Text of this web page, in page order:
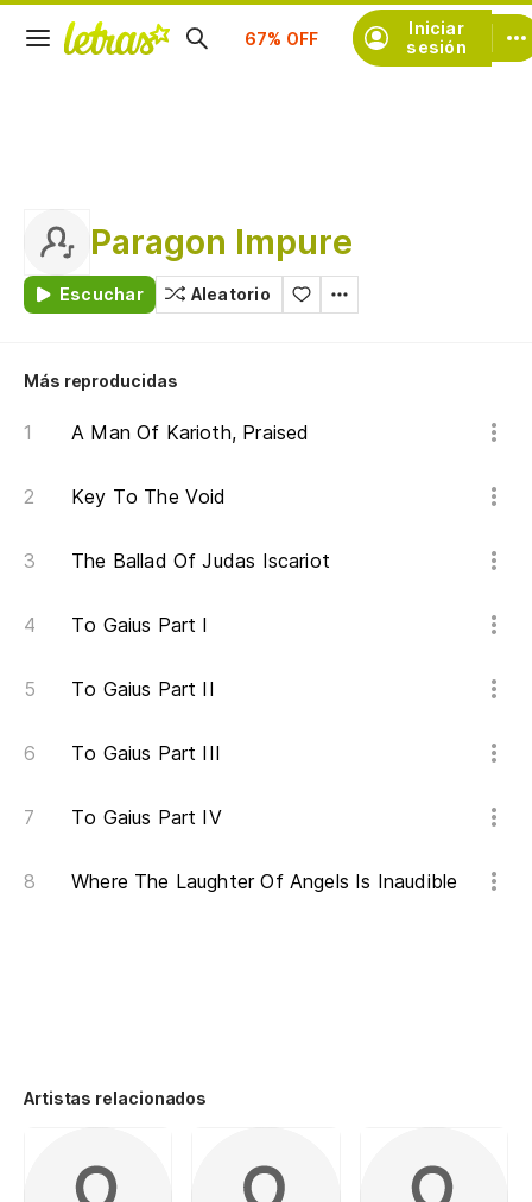
Iniciar
sesión
Suscríbete
Paragon Impure
Escuchar Aleatorio
Más reproducidas
A Man Of Karioth, Praised
Key To The Void
The Ballad Of Judas Iscariot
To Gaius Part I
To Gaius Part II
To Gaius Part III
To Gaius Part IV
Where The Laughter Of Angels Is Inaudible
Artistas relacionados